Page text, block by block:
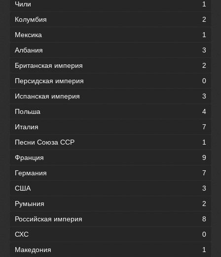
Чили
1
Колумбия
2
Мексика
1
Албания
3
Британская империя
2
Персидская империя
0
Испанская империя
3
Польша
4
Италия
7
Песни Союза ССР
1
Франция
9
Германия
7
США
3
Румыния
2
Российская империя
8
СХС
0
Македония
1